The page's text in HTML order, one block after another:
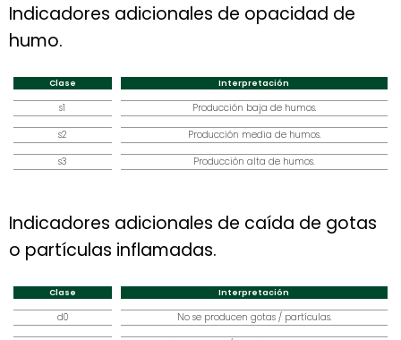
Indicadores adicionales de opacidad de
humo.
Clase
s1
s2
s3
Interpretación
Producción baja de humos.
Producción media de humos.
Producción alta de humos.
Indicadores adicionales de caída de gotas
o partículas inflamadas.
Clase
d0
Interpretación
No se producen gotas / partículas.